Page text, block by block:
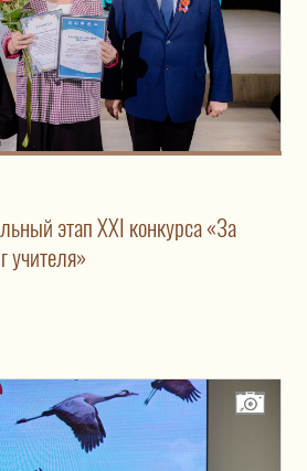
этап XXI конкурса «За
учителя»